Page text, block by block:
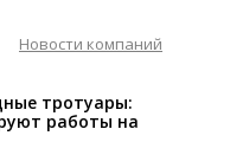
Новости компаний
тротуары:
работы на